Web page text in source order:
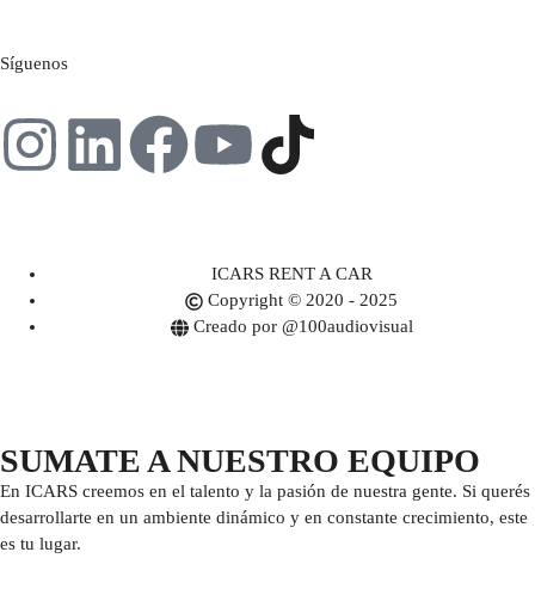
Síguenos
ICARS RENT A CAR
Copyright © 2020 - 2025
Creado por @100audiovisual
SUMATE A NUESTRO EQUIPO
En ICARS creemos en el talento y la pasión de nuestra gente. Si querés
desarrollarte en un ambiente dinámico y en constante crecimiento, este
es tu lugar.